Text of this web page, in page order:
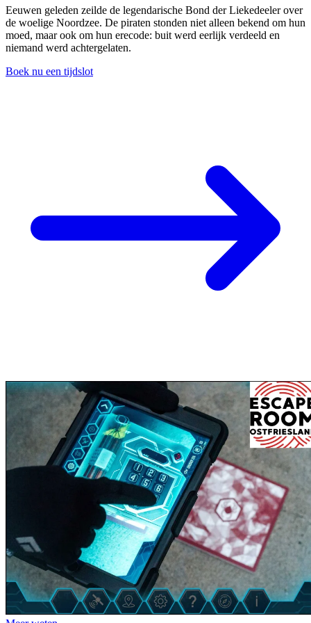
Eeuwen geleden zeilde de legendarische Bond der Liekedeeler over
de woelige Noordzee. De piraten stonden niet alleen bekend om hun
moed, maar ook om hun erecode: buit werd eerlijk verdeeld en
niemand werd achtergelaten.
Boek nu een tijdslot